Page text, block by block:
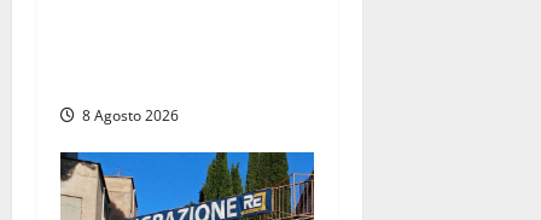
8 Agosto 2026